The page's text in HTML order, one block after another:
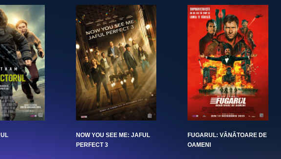
NOW YOU SEE ME: JAFUL
PERFECT 3
FUGARUL: VÂNĂTOARE DE
OAMENI